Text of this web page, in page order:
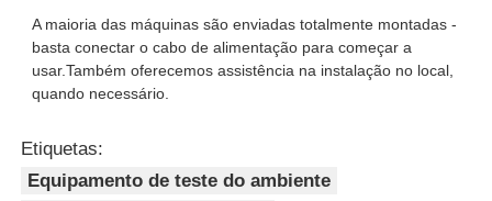
A maioria das máquinas são enviadas totalmente montadas -
basta conectar o cabo de alimentação para começar a
usar.Também oferecemos assistência na instalação no local,
quando necessário.
Etiquetas:
Equipamento de teste do ambiente